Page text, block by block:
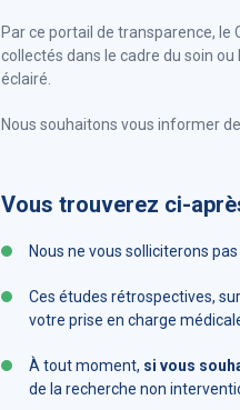
Par ce portail de transparence,
collectés dans le cadre du soin
éclairé.
Nous souhaitons vous informer
Vous trouverez ci-
Nous ne vous solliciterons
Ces études rétrospectives,
votre prise en charge
À tout moment, si vous
de la recherche non